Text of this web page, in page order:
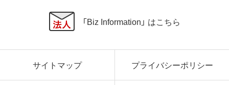
「Biz Information」 はこちら
サイトマップ プライバシーポリシー